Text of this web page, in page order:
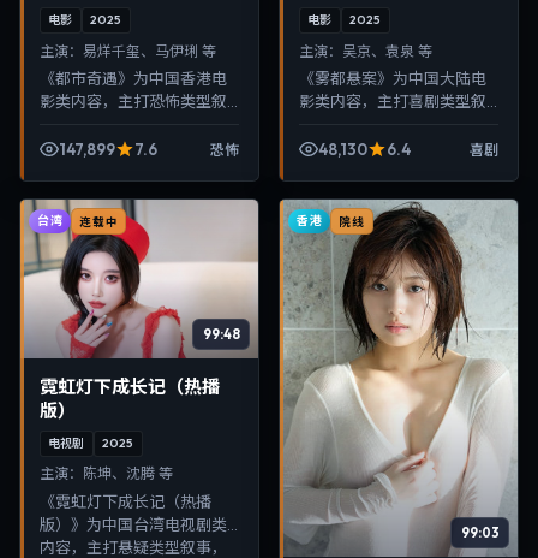
电影 2025
主演： 易烊千玺、马伊琍 等
《都市奇遇》为中国香港电
影类内容，主打恐怖类型叙
适合移动端与电视端随时在
147,899 7.6 恐怖
电影 2025
主演： 吴京、袁泉 等
《雾都悬案》为中国大陆电
影类内容，主打喜剧类型叙
适合移动端与电视端随时在
48,130 6.4 喜剧
台湾 连载中
99:48
霓虹灯下成长记（热播
版）
电视剧 2025
主演： 陈坤、沈腾 等
《霓虹灯下成长记（热播
版）》为中国台湾电视剧类
内容，主打悬疑类型叙事，
香港 院线
99:03